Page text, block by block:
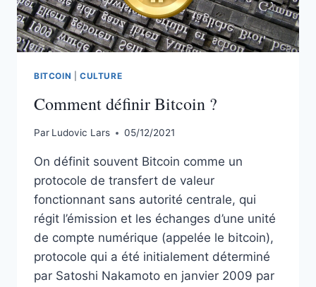
BITCOIN CULTURE
Comment définir Bitcoin ?
Par Ludovic Lars 05/12/2021
On définit souvent Bitcoin comme un
protocole de transfert de valeur
fonctionnant sans autorité centrale, qui
régit l’émission et les échanges d’une unité
de compte numérique (appelée le bitcoin),
protocole qui a été initialement déterminé
par Satoshi Nakamoto en janvier 2009 par